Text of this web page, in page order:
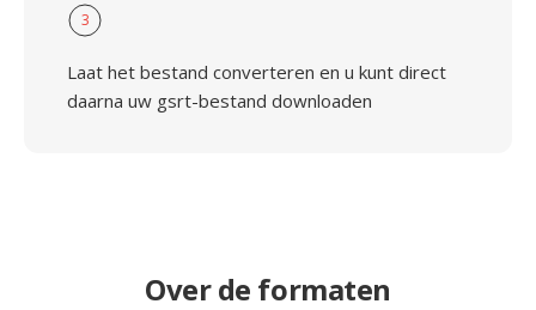
3
Laat het bestand converteren en u kunt direct
daarna uw gsrt-bestand downloaden
Over de formaten